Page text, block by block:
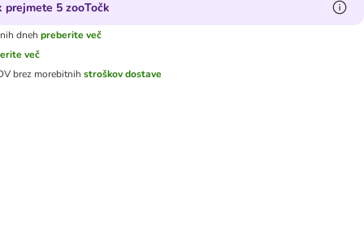
prejmete 5 zooTočk
dneh preberite več
več
brez morebitnihstroškov dostave